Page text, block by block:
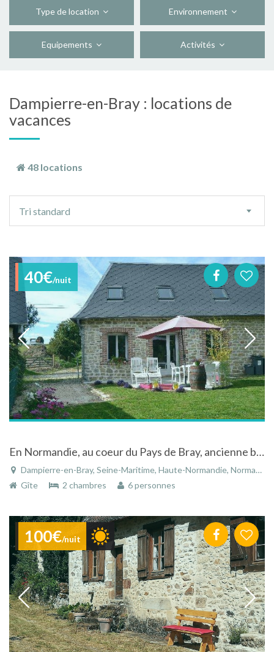
Type de location Environnement
Equipements Activités
Dampierre-en-Bray : locations de
vacances
48 locations
tri
Tri standard
40€/nuit
En Normandie, au coeur du Pays de Bray, ancienne bergerie du 18ème siècle, en pierre,
Dampierre-en-Bray, Seine-Maritime, Haute-Normandie, Normandie, France
Gîte
2 chambres 6 personnes
100€/nuit